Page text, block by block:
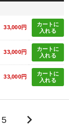
33,000円
カートに
入れる
33,000円
カートに
入れる
33,000円
カートに
入れる
5 keyboard_arrow_right